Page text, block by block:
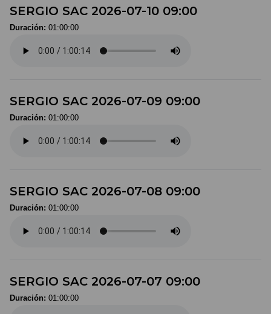
SERGIO SAC 2026-07-10 09:00
Duración: 01:00:00
SERGIO SAC 2026-07-09 09:00
Duración: 01:00:00
SERGIO SAC 2026-07-08 09:00
Duración: 01:00:00
SERGIO SAC 2026-07-07 09:00
Duración: 01:00:00